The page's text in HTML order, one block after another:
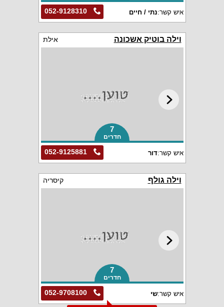
052-9128310 איש קשר:נתי / חיים
וילה בוטיק אשכונה אילת
7
חדרים
052-9125881 איש קשר:דור
וילה גולף קיסריה
7
חדרים
052-9708100 איש קשר:שי